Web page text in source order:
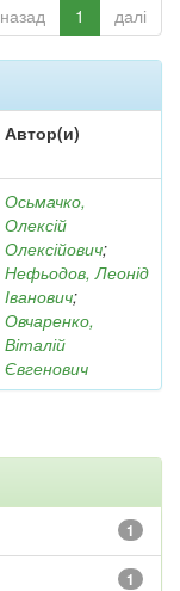
назад 1 далі
Автор(и)
Осьмачко,
Олексій
Олексійович;
Нефьодов, Леонід
Іванович;
Овчаренко,
Віталій
Євгенович
1
1